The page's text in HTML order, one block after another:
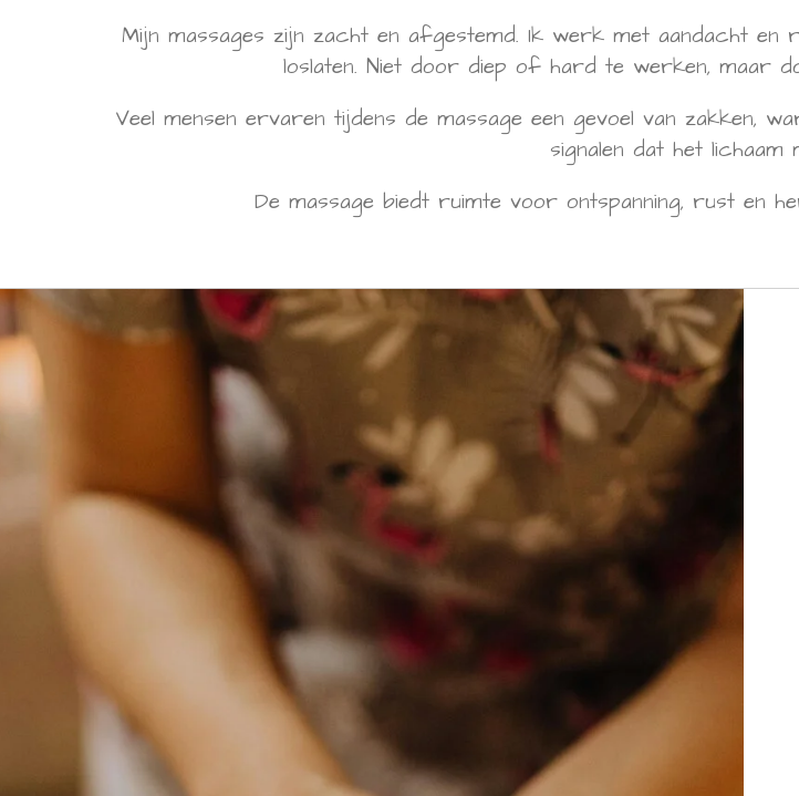
Mijn massages zijn zacht en afgestemd. Ik werk met aandacht en
loslaten. Niet door diep of hard te werken, maar
Veel mensen ervaren tijdens de massage een gevoel van zakken,
signalen dat het lichaam
De massage biedt ruimte voor ontspanning, rust en